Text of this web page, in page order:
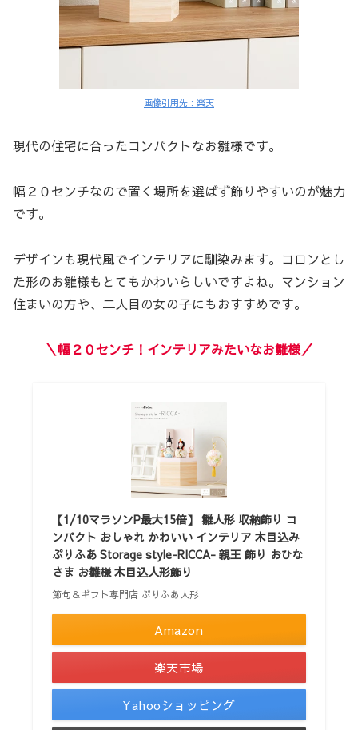
画像引用先：楽天
現代の住宅に合ったコンパクトなお雛様です。
幅２０センチなので置く場所を選ばず飾りやすいのが魅力
です。
デザインも現代風でインテリアに馴染みます。コロンとし
た形のお雛様もとてもかわいらしいですよね。マンション
住まいの方や、二人目の女の子にもおすすめです。
＼幅２０センチ！インテリアみたいなお雛様／
【1/10マラソンP最大15倍】 雛人形 収納飾り コ
ンパクト おしゃれ かわいい インテリア 木目込み
ぷりふあ Storage style-RICCA- 親王 飾り おひな
さま お雛様 木目込人形飾り
節句＆ギフト専門店 ぷりふあ人形
Amazon
楽天市場
Yahooショッピング